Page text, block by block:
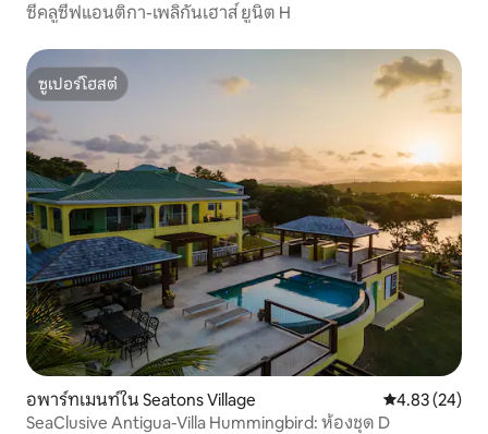
ซีคลูซีฟแอนติกา-เพลิกันเฮาส์ ยูนิต H
ซูเปอร์โฮสต์
ซูเปอร์โฮสต์
อพาร์ทเมนท์ใน Seatons Village คะแนนเฉลี่ย
4.83 (24)
SeaClusive Antigua-Villa Hummingbird: ห้องชุด D